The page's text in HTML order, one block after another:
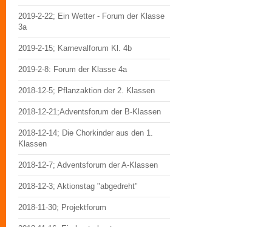
2019-2-22; Ein Wetter - Forum der Klasse
3a
2019-2-15; Karnevalforum Kl. 4b
2019-2-8: Forum der Klasse 4a
2018-12-5; Pflanzaktion der 2. Klassen
2018-12-21;Adventsforum der B-Klassen
2018-12-14; Die Chorkinder aus den 1.
Klassen
2018-12-7; Adventsforum der A-Klassen
2018-12-3; Aktionstag "abgedreht"
2018-11-30; Projektforum